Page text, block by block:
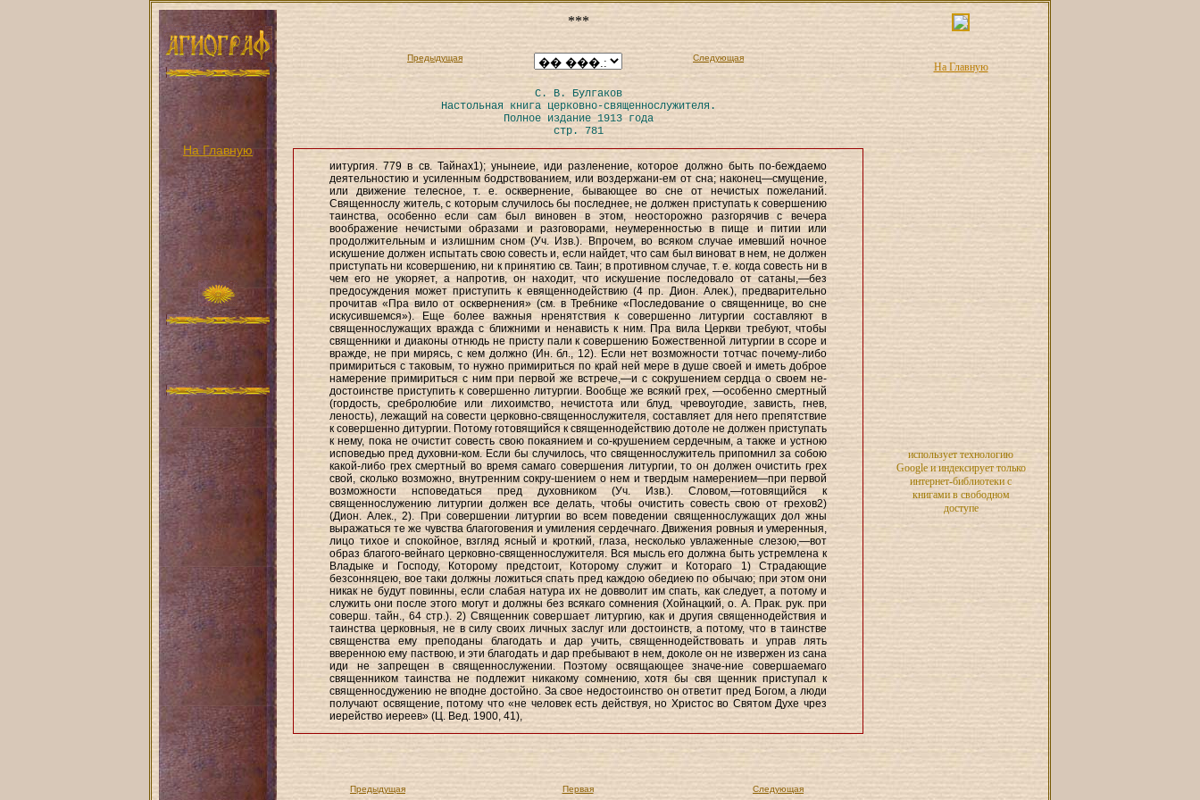
На Главную
***
Предыдущая Следующая
С. В. Булгаков
Настольная книга церковно-священнослужителя.
Полное издание 1913 года
стр. 781
иитургия. 779 в св. Тайнах1); унынеие, иди разленение, которое должно быть по-беждаемо
деятельностию и усиленным бодрствованием, или воздержани-ем от сна; наконец—смущение,
или движение телесное, т. е. осквернение, бывающее во сне от нечистых пожеланий.
Священнослу житель, с которым случилось бы последнее, не должен приступать к совершению
таинства, особенно если сам был виновен в этом, неосторожно разгорячив с вечера
воображение нечистыми образами и разговорами, неумеренностью в пище и питии или
продолжительным и излишним сном (Уч. Изв.). Впрочем, во всяком случае имевший ночное
искушение должен испытать свою совесть и, если найдет, что сам был виноват в нем, не должен
приступать ни ксовершению, ни к принятию св. Таин; в противном случае, т. е. когда совесть ни в
чем его не укоряет, а напротив, он находит, что искушение последовало от сатаны,—без
предосуждения может приступить к евященнодействию (4 пр. Дион. Алек.), предварительно
прочитав «Пра вило от осквернения» (см. в Требнике «Последование о священнице, во сне
искусившемся»). Еще более важныя нренятствия к совершенно литургии составляют в
священнослужащих вражда с ближними и ненависть к ним. Пра вила Церкви требуют, чтобы
священники и диаконы отнюдь не присту пали к совершению Божественной литургии в ссоре и
вражде, не при мирясь, с кем должно (Ин. бл., 12). Если нет возможности тотчас почему-либо
примириться с таковым, то нужно примириться по край ней мере в душе своей и иметь доброе
намерение примириться с ним при первой же встрече,—и с сокрушением сердца о своем не-
достоинстве приступить к совершенно литургии. Вообще же всякий грех, —особенно смертный
(гордость, сребролюбие или лихоимство, нечистота или блуд, чревоугодие, зависть, гнев,
леность), лежащий на совести церковно-священнослужителя, составляет для него препятствие
к совершенно дитургии. Потому готовящийся к священнодействию дотоле не должен приступать
к нему, пока не очистит совесть свою покаянием и со-крушением сердечным, а также и устною
исповедью пред духовни-ком. Если бы случилось, что священнослужитель припомнил за собою
какой-либо грех смертный во время самаго совершения литургии, то он должен очистить грех
свой, сколько возможно, внутренним сокру-шением о нем и твердым намерением—при первой
возможности нсповедаться пред духовником (Уч. Изв.). Словом,—готовящийся к
священнослужению литургии должен все делать, чтобы очистить совесть свою от грехов2)
(Дион. Алек., 2). При совершении литургии во всем поведении священнослужащих дол жны
выражаться те же чувства благоговения и умиления сердечнаго. Движения ровныя и умеренныя,
лицо тихое и спокойное, взгляд ясный и кроткий, глаза, несколько увлаженные слезою,—вот
образ благого-вейнаго церковно-священнослужителя. Вся мысль его должна быть устремлена к
Владыке и Господу, Которому предстоит, Которому служит и Котораго 1) Страдающие
безсонняцею, вое таки должны ложиться спать пред каждою обедиею по обычаю; при этом они
никак не будут повинны, если слабая натура их не довволит им спать, как следует, а потому и
служить они после этого могут и должны без всякаго сомнения (Хойнацкий, о. А. Прак. рук. при
соверш. тайн., 64 стр.). 2) Священник совершает литургию, как и другия священнодействия и
таинства церковныя, не в силу своих личных заслуг или достоинств, а потому, что в таинстве
священства ему преподаны благодать и дар учить, священнодействовать и управ лять
вверенною ему паствою, и эти благодать и дар пребывают в нем, доколе он не извержен из сана
иди не запрещен в священнослужении. Поэтому освящающее значе-ние совершаемаго
священником таинства не подлежит никакому сомнению, хотя бы свя щенник приступал к
священносдужению не вподне достойно. За свое недостоинство он ответит пред Богом, а люди
получают освящение, потому что «не человек есть действуя, но Христос во Святом Духе чрез
иерейство иереев» (Ц. Вед. 1900, 41),
Предыдущая Первая Следующая
На Главную
использует технологию
Google и индексирует только
интернет-библиотеки с
книгами в свободном
доступе